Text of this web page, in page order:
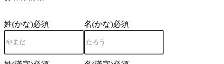
姓(かな)必須 名(かな)必須